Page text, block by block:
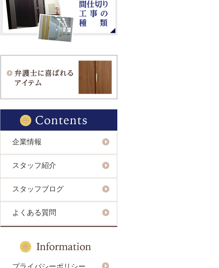
企業情報
スタッフ紹介
スタッフブログ
よくある質問